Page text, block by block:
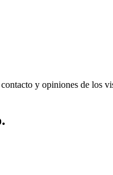
y opiniones de los